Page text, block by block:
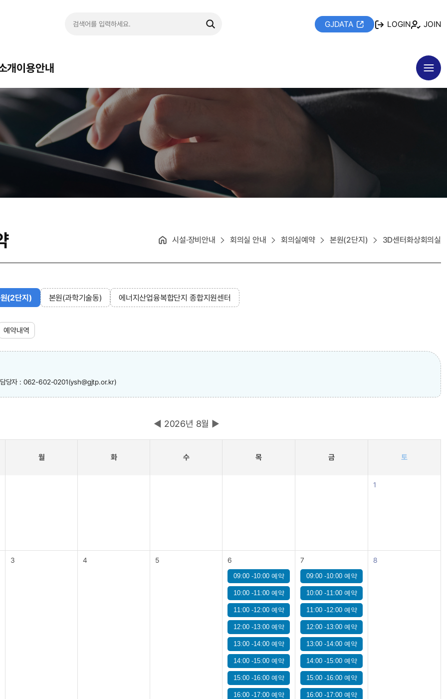
GJDATA LOGIN JOIN
개이용안내
시설·장비안내 회의실 안내 회의실예약 본원(2단지) 3D센터화상회의실
(2단지) 본원(과학기술동) 에너지산업융복합단지 종합지원센터
예약내역
담당자 : 062-602-0201(ysh@gjtp.or.kr)
◀ 2026년 8월 ▶
월 화 수 목 금 토
1
3 4 5 6
09:00 -10:00 예약
10:00 -11:00 예약
11:00 -12:00 예약
12:00 -13:00 예약
13:00 -14:00 예약
14:00 -15:00 예약
15:00 -16:00 예약
16:00 -17:00 예약
7
09:00 -10:00 예약
10:00 -11:00 예약
11:00 -12:00 예약
12:00 -13:00 예약
13:00 -14:00 예약
14:00 -15:00 예약
15:00 -16:00 예약
16:00 -17:00 예약
8